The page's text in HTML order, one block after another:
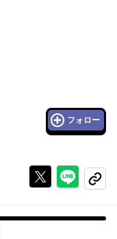
フォロー
Xで投稿する
ライン
コピー